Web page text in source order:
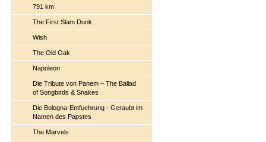
791 km
The First Slam Dunk
Wish
The Old Oak
Napoleon
Die Tribute von Panem – The Ballad
of Songbirds & Snakes
Die Bologna-Entfuehrung - Geraubt im
Namen des Papstes
The Marvels